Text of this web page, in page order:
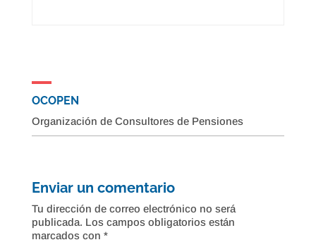
OCOPEN
Organización de Consultores de Pensiones
Enviar un comentario
Tu dirección de correo electrónico no será
publicada. Los campos obligatorios están
marcados con *